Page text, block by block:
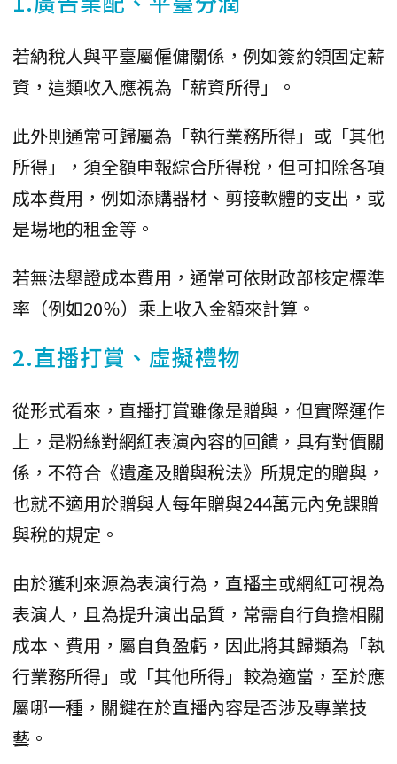
若納稅人與平臺屬僱傭關係，例如簽約領固定薪
資，這類收入應視為「薪資所得」。
此外則通常可歸屬為「執行業務所得」或「其他
所得」，須全額申報綜合所得稅，但可扣除各項
成本費用，例如添購器材、剪接軟體的支出，或
是場地的租金等。
若無法舉證成本費用，通常可依財政部核定標準
率（例如20％）乘上收入金額來計算。
2.直播打賞、虛擬禮物
從形式看來，直播打賞雖像是贈與，但實際運作
上，是粉絲對網紅表演內容的回饋，具有對價關
係，不符合《遺產及贈與稅法》所規定的贈與，
也就不適用於贈與人每年贈與244萬元內免課贈
與稅的規定。
由於獲利來源為表演行為，直播主或網紅可視為
表演人，且為提升演出品質，常需自行負擔相關
成本、費用，屬自負盈虧，因此將其歸類為「執
行業務所得」或「其他所得」較為適當，至於應
屬哪一種，關鍵在於直播內容是否涉及專業技
藝。